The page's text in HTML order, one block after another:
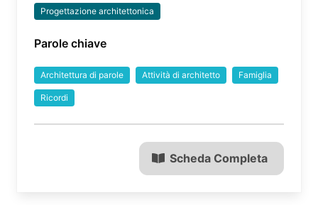
Progettazione architettonica
Parole chiave
Architettura di parole Attività di architetto Famiglia
Ricordi
Scheda Completa